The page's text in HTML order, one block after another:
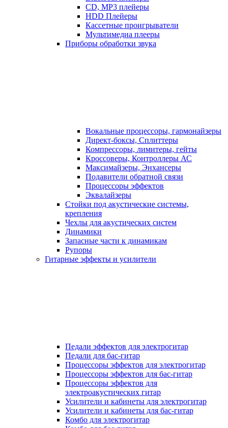
CD, MP3 плейеры
HDD Плейеры
Кассетные проигрыватели
Мультимедиа плееры
Приборы обработки звука
Вокальные процессоры, гармонайзеры
Директ-боксы, Сплиттеры
Компрессоры, лимитеры, гейты
Кроссоверы, Контроллеры АС
Максимайзеры, Энхансеры
Подавители обратной связи
Процессоры эффектов
Эквалайзеры
Стойки под акустические системы,
крепления
Чехлы для акустических систем
Динамики
Запасные части к динамикам
Рупоры
Гитарные эффекты и усилители
Педали эффектов для электрогитар
Педали для бас-гитар
Процессоры эффектов для электрогитар
Процессоры эффектов для бас-гитар
Процессоры эффектов для
электроакустических гитар
Усилители и кабинеты для электрогитар
Усилители и кабинеты для бас-гитар
Комбо для электрогитар